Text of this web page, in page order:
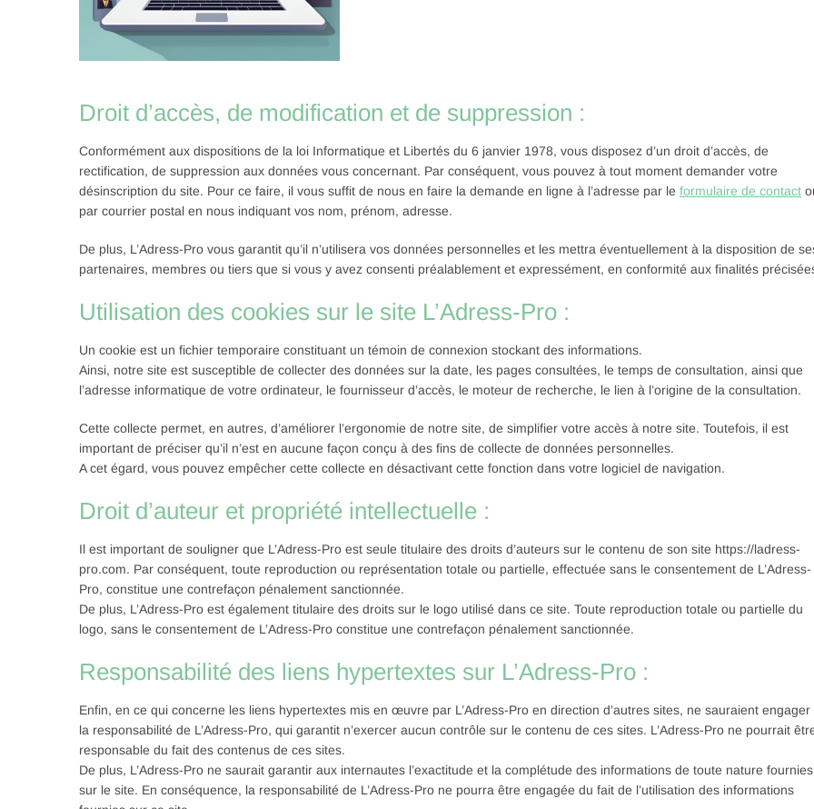
Droit d’accès, de modification et de suppression :
Conformément aux dispositions de la loi Informatique et Libertés du 6 janvier 1978, vous disposez d’un droit d’accès, de
rectification, de suppression aux données vous concernant. Par conséquent, vous pouvez à tout moment demander votre
désinscription du site. Pour ce faire, il vous suffit de nous en faire la demande en ligne à l’adresse par le formulaire de contact
par courrier postal en nous indiquant vos nom, prénom, adresse.
De plus, L’Adress-Pro vous garantit qu’il n’utilisera vos données personnelles et les mettra éventuellement à la disposition de
partenaires, membres ou tiers que si vous y avez consenti préalablement et expressément, en conformité aux finalités
Utilisation des cookies sur le site L’Adress-Pro :
Un cookie est un fichier temporaire constituant un témoin de connexion stockant des informations.
Ainsi, notre site est susceptible de collecter des données sur la date, les pages consultées, le temps de consultation, ainsi que
l’adresse informatique de votre ordinateur, le fournisseur d’accès, le moteur de recherche, le lien à l’origine de la consultation.
Cette collecte permet, en autres, d’améliorer l’ergonomie de notre site, de simplifier votre accès à notre site. Toutefois, il est
important de préciser qu’il n’est en aucune façon conçu à des fins de collecte de données personnelles.
A cet égard, vous pouvez empêcher cette collecte en désactivant cette fonction dans votre logiciel de navigation.
Droit d’auteur et propriété intellectuelle :
Il est important de souligner que L’Adress-Pro est seule titulaire des droits d’auteurs sur le contenu de son site https://ladress-
pro.com. Par conséquent, toute reproduction ou représentation totale ou partielle, effectuée sans le consentement de L’Adress-
Pro, constitue une contrefaçon pénalement sanctionnée.
De plus, L’Adress-Pro est également titulaire des droits sur le logo utilisé dans ce site. Toute reproduction totale ou partielle du
logo, sans le consentement de L’Adress-Pro constitue une contrefaçon pénalement sanctionnée.
Responsabilité des liens hypertextes sur L’Adress-Pro :
Enfin, en ce qui concerne les liens hypertextes mis en œuvre par L’Adress-Pro en direction d’autres sites, ne sauraient engager
la responsabilité de L’Adress-Pro, qui garantit n’exercer aucun contrôle sur le contenu de ces sites. L’Adress-Pro ne pourrait
responsable du fait des contenus de ces sites.
De plus, L’Adress-Pro ne saurait garantir aux internautes l’exactitude et la complétude des informations de toute nature fournies
sur le site. En conséquence, la responsabilité de L’Adress-Pro ne pourra être engagée du fait de l’utilisation des informations